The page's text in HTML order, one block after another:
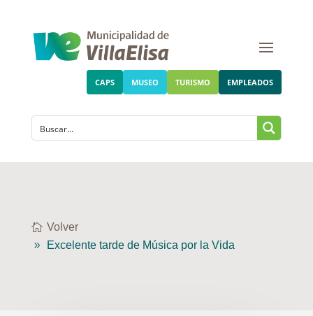
CAPS MUSEO TURISMO EMPLEADOS
Volver
Excelente tarde de Música por la Vida